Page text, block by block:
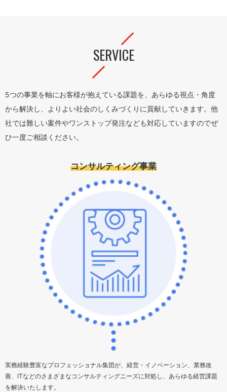
SERVICE
5つの事業を軸にお客様が抱えている課題を、あらゆる視点・角度
から解決し、よりよい社会のしくみづくりに貢献していきます。他
社では難しい案件やワンストップ発注なども対応していますのでぜ
ひ一度ご相談ください。
コンサルティング事業
実務経験豊富なプロフェッショナル集団が、経営・イノベーション、業務改
善、ITなどのさまざまなコンサルティングニーズに対処し、あらゆる経営課題
を解決いたします。